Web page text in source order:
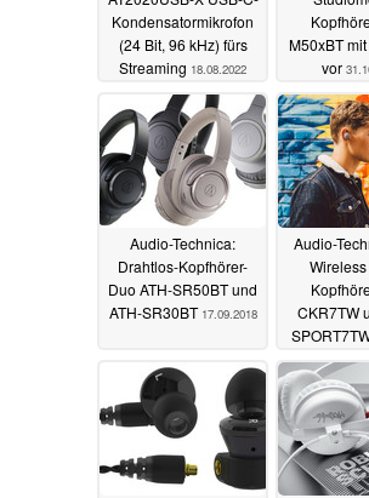
Kondensatormikrofon
(24 Bit, 96 kHz) fürs
Streaming 18.08.2022
M50xBT
vor
Audio-Technica:
Drahtlos-Kopfhörer-
Duo ATH-SR50BT und
ATH-SR30BT 17.09.2018
Audio-
CKR7TW